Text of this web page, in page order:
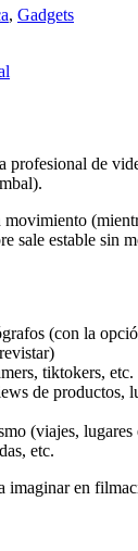
, Gadgets
profesional de
movimiento
sale estable sin
(con la
tiktokers, etc.
de productos,
(viajes, lugares
etc.
imaginar en